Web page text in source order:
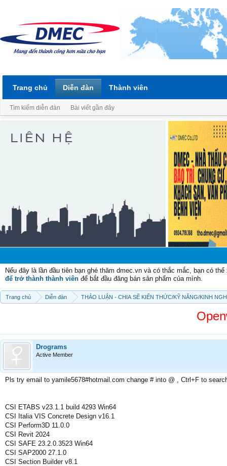
Nếu đây là lần đầu tiên bạn ghé thăm dmec.vn và có thắc mắc, bạn có
để trở thành thành viên để bắt đầu đăng bán sản phẩm của mình.
Trang chủ Diễn đàn THẢO LUẬN - CHIA SẼ KIẾN THỨC/KỸ NĂNG/KINH
Drograms
Active Member
Pls try email to yamile5678#hotmail.com change # into @ , Ctrl+F to
CSI ETABS v23.1.1 build 4293 Win64
CSI Italia VIS Concrete Design v16.1
CSI Perform3D 11.0.0
CSI Revit 2024
CSI SAFE 23.2.0.3523 Win64
CSI SAP2000 27.1.0
CSI Section Builder v8.1
Trang chủ Diễn đàn
Tìm kiếm diễn đàn Bài viết gần đây
Thành viên